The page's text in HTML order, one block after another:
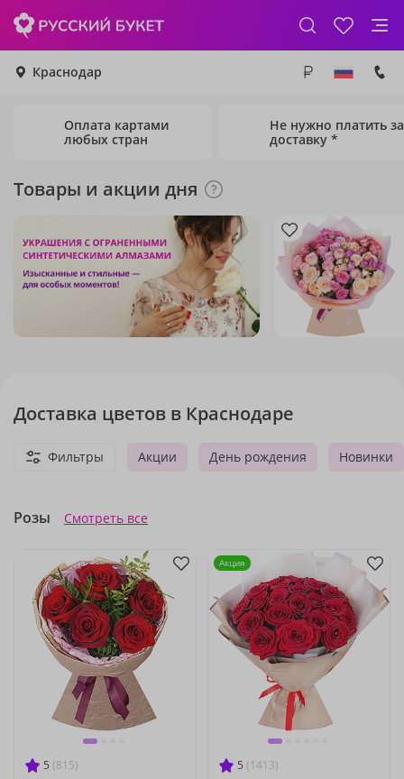
Краснодар
Оплата картами
любых стран
Не нужно платить за
доставку *
Товары и акции дня
Доставка цветов в Краснодаре
Акции День рождения Новинки
Фильтры
Розы Смотреть все
5 (815) 5 (1413)
Акция